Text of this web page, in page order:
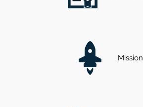
Mission